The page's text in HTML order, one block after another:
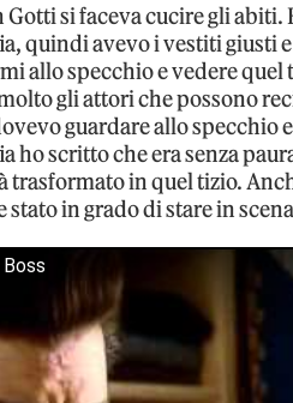
si faceva cucire gli abiti.
quindi avevo i vestiti giusti
allo specchio e vedere
gli attori che possono
guardare allo specchio
ho scritto che era senza
trasformato in quel tizio.
in grado di stare in